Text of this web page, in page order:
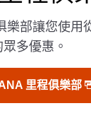
樂部讓您使用
多優惠。
里程俱樂部